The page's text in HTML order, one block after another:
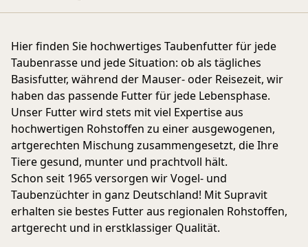
Hier finden Sie hochwertiges Taubenfutter für jede
Taubenrasse und jede Situation: ob als tägliches
Basisfutter, während der Mauser- oder Reisezeit, wir
haben das passende Futter für jede Lebensphase.
Unser Futter wird stets mit viel Expertise aus
hochwertigen Rohstoffen zu einer ausgewogenen,
artgerechten Mischung zusammengesetzt, die Ihre
Tiere gesund, munter und prachtvoll hält.
Schon seit 1965 versorgen wir Vogel- und
Taubenzüchter in ganz Deutschland! Mit Supravit
erhalten sie bestes Futter aus regionalen Rohstoffen,
artgerecht und in erstklassiger Qualität.